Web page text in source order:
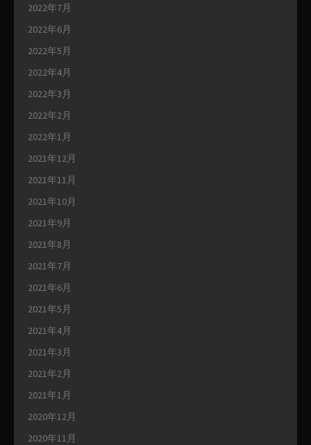
2022年7月
2022年6月
2022年5月
2022年4月
2022年3月
2022年2月
2022年1月
2021年12月
2021年11月
2021年10月
2021年9月
2021年8月
2021年7月
2021年6月
2021年5月
2021年4月
2021年3月
2021年2月
2021年1月
2020年12月
2020年11月